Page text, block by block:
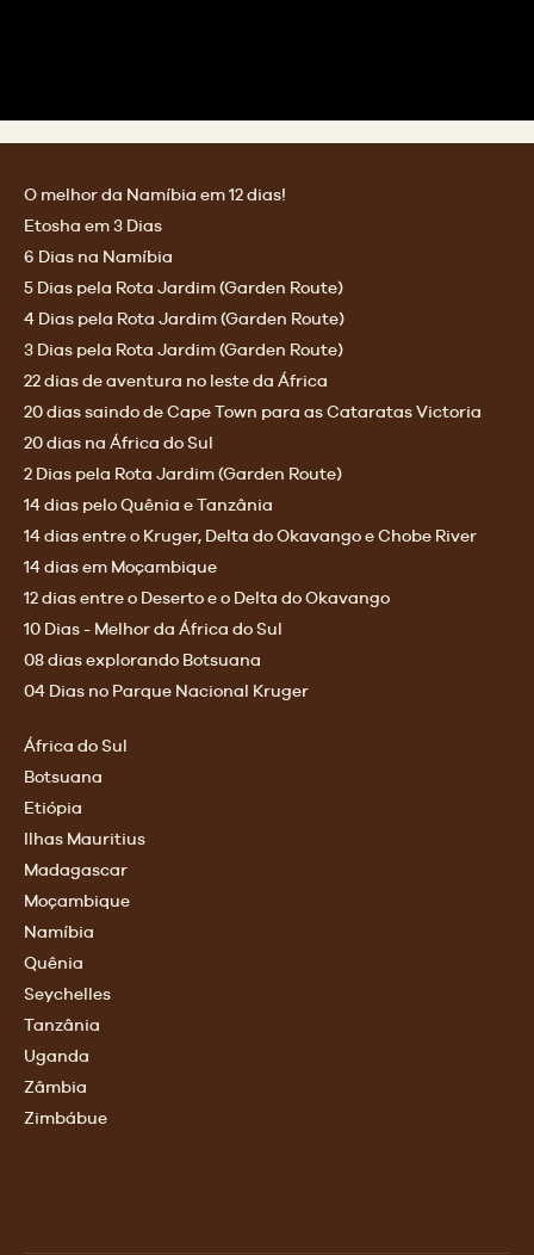
O melhor da Namíbia em 12 dias!
Etosha em 3 Dias
6 Dias na Namíbia
5 Dias pela Rota Jardim (Garden Route)
4 Dias pela Rota Jardim (Garden Route)
3 Dias pela Rota Jardim (Garden Route)
22 dias de aventura no leste da África
20 dias saindo de Cape Town para as Cataratas Victoria
20 dias na África do Sul
2 Dias pela Rota Jardim (Garden Route)
14 dias pelo Quênia e Tanzânia
14 dias entre o Kruger, Delta do Okavango e Chobe River
14 dias em Moçambique
12 dias entre o Deserto e o Delta do Okavango
10 Dias - Melhor da África do Sul
08 dias explorando Botsuana
04 Dias no Parque Nacional Kruger
África do Sul
Botsuana
Etiópia
Ilhas Mauritius
Madagascar
Moçambique
Namíbia
Quênia
Seychelles
Tanzânia
Uganda
Zâmbia
Zimbábue